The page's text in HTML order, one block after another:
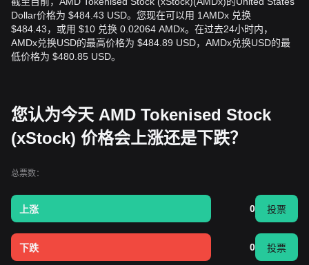
Dollar价格为 $484.43 USD。您现在可以用 1AMDx 兑换
$484.43，或用 $10 兑换 0.02064 AMDx。在过去24小时内，
AMDx兑换USD的最高价格为 $484.89 USD，AMDx兑换USD的最
低价格为 $480.85 USD。
您认为今天 AMD Tokenised Stock
(xStock) 价格会上涨还是下跌？
总票数：
上涨 0 投票
下跌 0 投票